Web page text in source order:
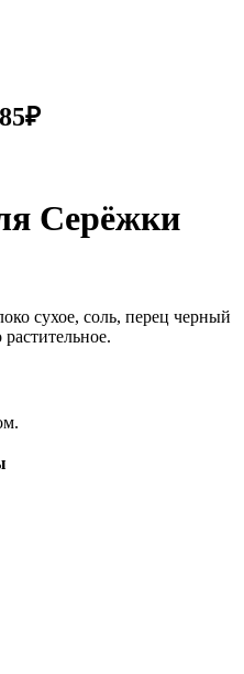
85₽
Серёжки
сухое, соль, перец черный